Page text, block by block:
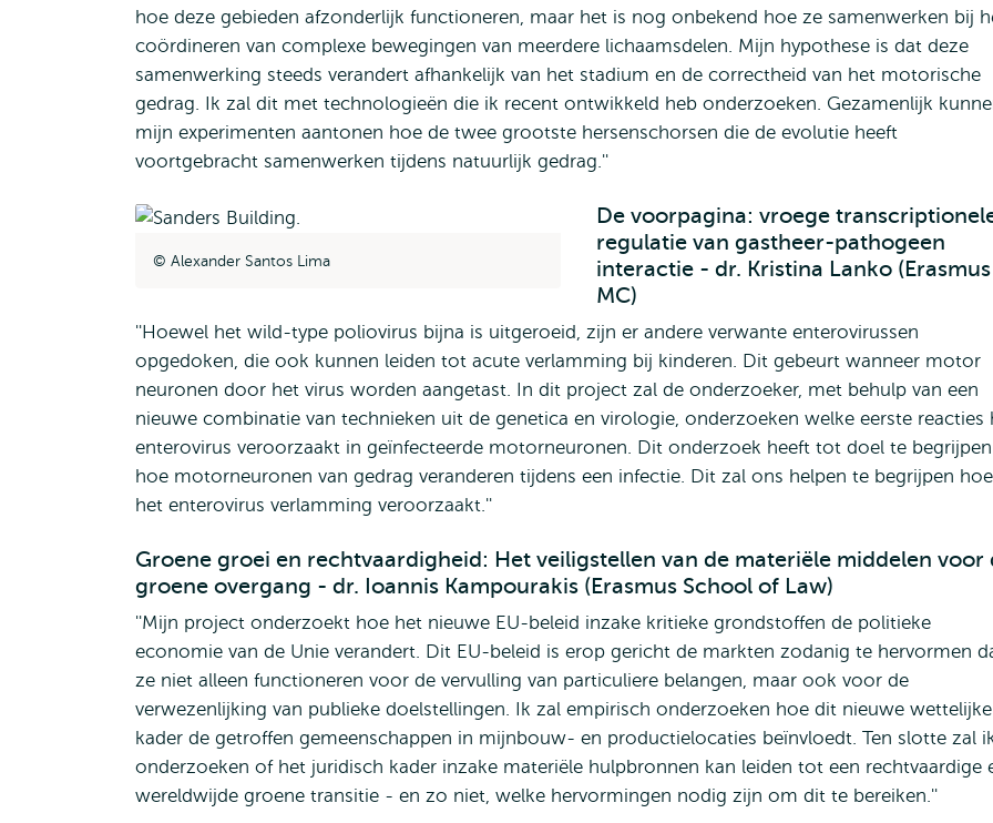
hoe deze gebieden afzonderlijk functioneren, maar het is nog onbekend hoe ze samenwerken bij
coördineren van complexe bewegingen van meerdere lichaamsdelen. Mijn hypothese is dat deze
samenwerking steeds verandert afhankelijk van het stadium en de correctheid van het motorische
gedrag. Ik zal dit met technologieën die ik recent ontwikkeld heb onderzoeken. Gezamenlijk
mijn experimenten aantonen hoe de twee grootste hersenschorsen die de evolutie heeft
voortgebracht samenwerken tijdens natuurlijk gedrag.''
Alexander Santos Lima
De voorpagina: vroege
regulatie van gastheer-pathogeen
interactie - dr. Kristina Lanko (Erasmus
MC)
''Hoewel het wild-type poliovirus bijna is uitgeroeid, zijn er andere verwante enterovirussen
opgedoken, die ook kunnen leiden tot acute verlamming bij kinderen. Dit gebeurt wanneer motor
neuronen door het virus worden aangetast. In dit project zal de onderzoeker, met behulp van een
nieuwe combinatie van technieken uit de genetica en virologie, onderzoeken welke eerste reacties
enterovirus veroorzaakt in geïnfecteerde motorneuronen. Dit onderzoek heeft tot doel te begrijpen
hoe motorneuronen van gedrag veranderen tijdens een infectie. Dit zal ons helpen te begrijpen hoe
het enterovirus verlamming veroorzaakt.''
Groene groei en rechtvaardigheid: Het veiligstellen van de materiële middelen voor
groene overgang - dr. Ioannis Kampourakis (Erasmus School of Law)
''Mijn project onderzoekt hoe het nieuwe EU-beleid inzake kritieke grondstoffen de politieke
economie van de Unie verandert. Dit EU-beleid is erop gericht de markten zodanig te hervormen
ze niet alleen functioneren voor de vervulling van particuliere belangen, maar ook voor de
verwezenlijking van publieke doelstellingen. Ik zal empirisch onderzoeken hoe dit nieuwe wettelijke
kader de getroffen gemeenschappen in mijnbouw- en productielocaties beïnvloedt. Ten slotte zal
onderzoeken of het juridisch kader inzake materiële hulpbronnen kan leiden tot een rechtvaardige
wereldwijde groene transitie - en zo niet, welke hervormingen nodig zijn om dit te bereiken.''